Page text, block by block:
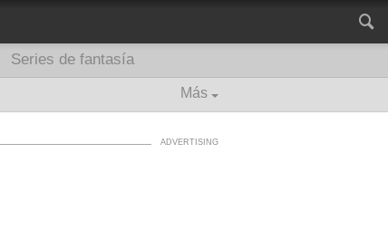
Series de fantasía
Más